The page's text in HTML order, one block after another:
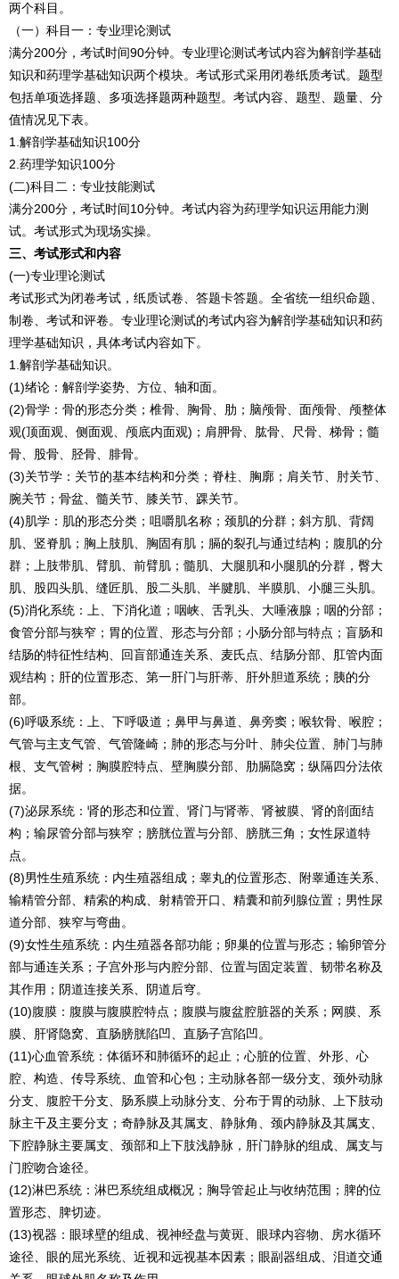
两个科目。
（一）科目一：专业理论测试
满分200分，考试时间90分钟。专业理论测试考试内容为解剖学基础
知识和药理学基础知识两个模块。考试形式采用闭卷纸质考试。题型
包括单项选择题、多项选择题两种题型。考试内容、题型、题量、分
值情况见下表。
1.解剖学基础知识100分
2.药理学知识100分
(二)科目二：专业技能测试
满分200分，考试时间10分钟。考试内容为药理学知识运用能力测
试。考试形式为现场实操。
三、考试形式和内容
(一)专业理论测试
考试形式为闭卷考试，纸质试卷、答题卡答题。全省统一组织命题、
制卷、考试和评卷。专业理论测试的考试内容为解剖学基础知识和药
理学基础知识，具体考试内容如下。
1.解剖学基础知识。
(1)绪论：解剖学姿势、方位、轴和面。
(2)骨学：骨的形态分类；椎骨、胸骨、肋；脑颅骨、面颅骨、颅整体
观(顶面观、侧面观、颅底内面观)；肩胛骨、肱骨、尺骨、梯骨；髓
骨、股骨、胫骨、腓骨。
(3)关节学：关节的基本结构和分类；脊柱、胸廓；肩关节、肘关节、
腕关节；骨盆、髓关节、膝关节、踝关节。
(4)肌学：肌的形态分类；咀嚼肌名称；颈肌的分群；斜方肌、背阔
肌、竖脊肌；胸上肢肌、胸固有肌；膈的裂孔与通过结构；腹肌的分
群；上肢带肌、臂肌、前臂肌；髓肌、大腿肌和小腿肌的分群，臀大
肌、股四头肌、缝匠肌、股二头肌、半腱肌、半膜肌、小腿三头肌。
(5)消化系统：上、下消化道；咽峡、舌乳头、大唾液腺；咽的分部；
食管分部与狭窄；胃的位置、形态与分部；小肠分部与特点；盲肠和
结肠的特征性结构、回盲部通连关系、麦氏点、结肠分部、肛管内面
观结构；肝的位置形态、第一肝门与肝蒂、肝外胆道系统；胰的分
部。
(6)呼吸系统：上、下呼吸道；鼻甲与鼻道、鼻旁窦；喉软骨、喉腔；
气管与主支气管、气管隆崎；肺的形态与分叶、肺尖位置、肺门与肺
根、支气管树；胸膜腔特点、壁胸膜分部、肋膈隐窝；纵隔四分法依
据。
(7)泌尿系统：肾的形态和位置、肾门与肾蒂、肾被膜、肾的剖面结
构；输尿管分部与狭窄；膀胱位置与分部、膀胱三角；女性尿道特
点。
(8)男性生殖系统：内生殖器组成；睾丸的位置形态、附睾通连关系、
输精管分部、精索的构成、射精管开口、精囊和前列腺位置；男性尿
道分部、狭窄与弯曲。
(9)女性生殖系统：内生殖器各部功能；卵巢的位置与形态；输卵管分
部与通连关系；子宫外形与内腔分部、位置与固定装置、韧带名称及
其作用；阴道连接关系、阴道后穹。
(10)腹膜：腹膜与腹膜腔特点；腹膜与腹盆腔脏器的关系；网膜、系
膜、肝肾隐窝、直肠膀胱陷凹、直肠子宫陷凹。
(11)心血管系统：体循环和肺循环的起止；心脏的位置、外形、心
腔、构造、传导系统、血管和心包；主动脉各部一级分支、颈外动脉
分支、腹腔干分支、肠系膜上动脉分支、分布于胃的动脉、上下肢动
脉主干及主要分支；奇静脉及其属支、静脉角、颈内静脉及其属支、
下腔静脉主要属支、颈部和上下肢浅静脉，肝门静脉的组成、属支与
门腔吻合途径。
(12)淋巴系统：淋巴系统组成概况；胸导管起止与收纳范围；脾的位
置形态、脾切迹。
(13)视器：眼球壁的组成、视神经盘与黄斑、眼球内容物、房水循环
途径、眼的屈光系统、近视和远视基本因素；眼副器组成、泪道交通